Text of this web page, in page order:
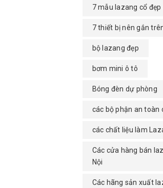
7 mẫu lazang cổ đẹp
7 thiết bị nên gắn
bộ lazang đẹp
bơm mini ô tô
Bóng đèn dự phòng
các bộ phận an toàn
các chất liệu làm
Các cửa hàng bán
Nội
Các hãng sản xuất